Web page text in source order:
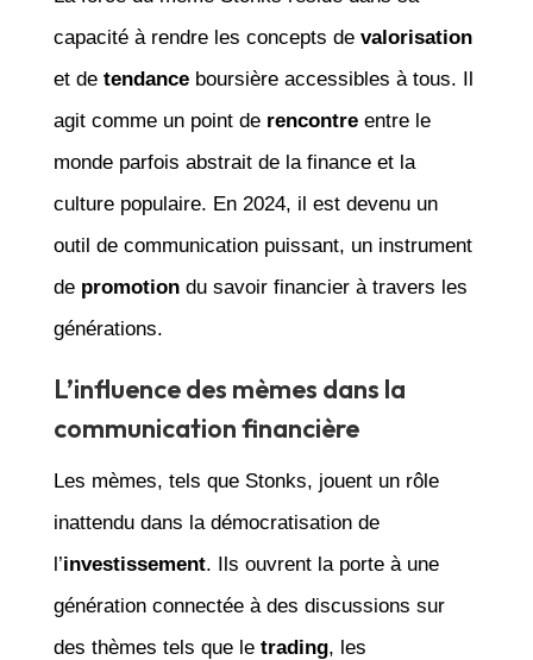
capacité à rendre les concepts de valorisation
et de tendanceboursière accessibles à tous. Il
agit comme un point de rencontreentre le
monde parfois abstrait de la finance et la
culture populaire. En 2024, il est devenu un
outil de communication puissant, un instrument
de promotiondu savoir financier à travers les
générations.
L’influence des mèmes dans la
communication financière
Les mèmes, tels que Stonks, jouent un rôle
inattendu dans la démocratisation de
l’investissement. Ils ouvrent la porte à une
génération connectée à des discussions sur
des thèmes tels que le trading, les